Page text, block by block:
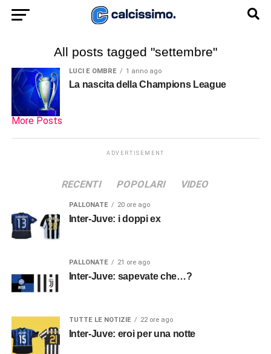
All posts tagged "settembre"
LUCI E OMBRE 1 anno ago
La nascita della Champions League
More Posts
ADVERTISEMENT
RECENTI POPOLARI VIDEO
PALLONATE 20 ore ago
Inter-Juve: i doppi ex
PALLONATE 21 ore ago
Inter-Juve: sapevate che…?
TUTTE LE NOTIZIE 22 ore ago
Inter-Juve: eroi per una notte